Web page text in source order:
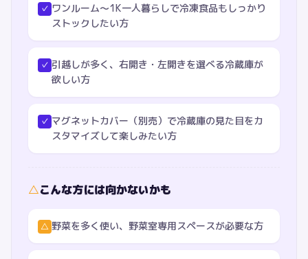
✓ ワンルーム〜1K一人暮らしで冷凍食品もしっかり
ストックしたい方
✓ 引越しが多く、右開き・左開きを選べる冷蔵庫が
欲しい方
✓ マグネットカバー（別売）で冷蔵庫の見た目をカ
スタマイズして楽しみたい方
△こんな方には向かないかも
△ 野菜を多く使い、野菜室専用スペースが必要な方